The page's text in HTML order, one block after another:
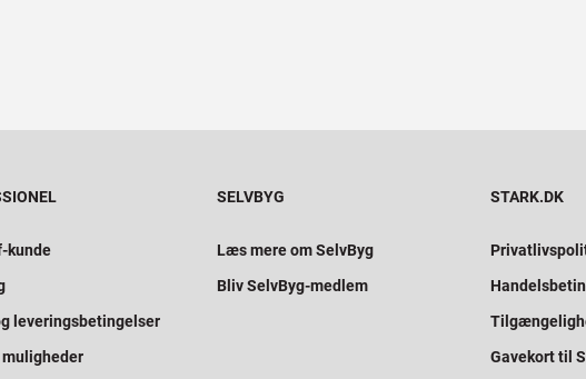
kunde
leveringsbetingelser
SELVBYG
Læs mere om SelvByg
Bliv SelvByg-medlem
STARK.DK
Gavekort til